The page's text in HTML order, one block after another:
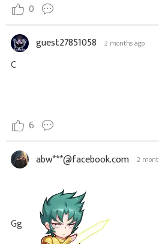
0
guest27851058 2 months ago
C
6
abw***@facebook.com 2
Gg